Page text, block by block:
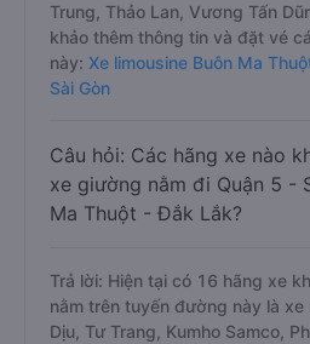
Trung, Thảo Lan, Vương Tấn
khảo thêm thông tin và đặt vé
này: Xe limousine Buôn Ma
Sài Gòn
Câu hỏi: Các hãng xe nào
xe giường nằm đi Quận 5 -
Ma Thuột - Đắk Lắk?
Trả lời: Hiện tại có 16 hãng xe
nằm trên tuyến đường này là xe
Dịu, Tư Trang, Kumho Samco,